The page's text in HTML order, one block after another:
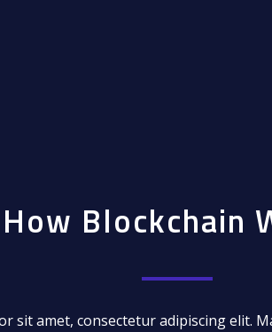
How Blockchain
sit amet, consectetur adipiscing elit.